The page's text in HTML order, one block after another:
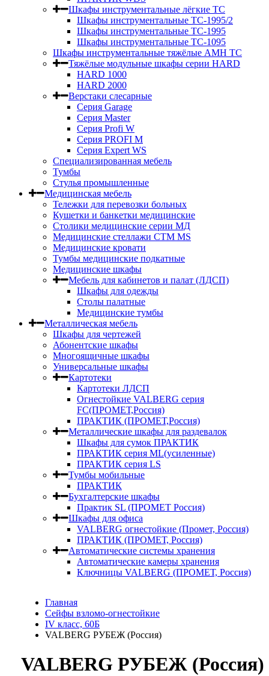
Шкафы инструментальные лёгкие ТС
Шкафы инструментальные ТС-1995/2
Шкафы инструментальные TC-1995
Шкафы инструментальные TC-1095
Шкафы инструментальные тяжёлые AMH TC
Тяжёлые модульные шкафы серии HARD
HARD 1000
HARD 2000
Верстаки слесарные
Серия Garage
Серия Master
Серия Profi W
Серия PROFI M
Серия Expert WS
Специализированная мебель
Тумбы
Стулья промышленные
Медицинская мебель
Тележки для перевозки больных
Кушетки и банкетки медицинские
Столики медицинские серии МД
Медицинские стеллажи СТМ MS
Медицинские кровати
Тумбы медицинские подкатные
Медицинские шкафы
Мебель для кабинетов и палат (ЛДСП)
Шкафы для одежды
Столы палатные
Медицинские тумбы
Металлическая мебель
Шкафы для чертежей
Абонентские шкафы
Многоящичные шкафы
Универсальные шкафы
Картотеки
Картотеки ЛДСП
Огнестойкие VALBERG серия
FC(ПРОМЕТ,Россия)
ПРАКТИК (ПРОМЕТ,Россия)
Металлические шкафы для раздевалок
Шкафы для сумок ПРАКТИК
ПРАКТИК серия ML(усиленные)
ПРАКТИК серия LS
Тумбы мобильные
ПРАКТИК
Бухгалтерские шкафы
Практик SL (ПРОМЕТ Россия)
Шкафы для офиса
VALBERG огнестойкие (Промет, Россия)
ПРАКТИК (ПРОМЕТ, Россия)
Автоматические системы хранения
Автоматические камеры хранения
Ключницы VALBERG (ПРОМЕТ, Россия)
Главная
Сейфы взломо-огнестойкие
IV класс, 60Б
VALBERG РУБЕЖ (Россия)
VALBERG РУБЕЖ (Россия)